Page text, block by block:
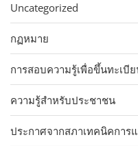
Uncategorized
กฏหมาย
การสอบความรู้เพื่อขึ้นทะเบี
ความรู้สำหรับประชาชน
ประกาศจากสภาเทคนิคการ